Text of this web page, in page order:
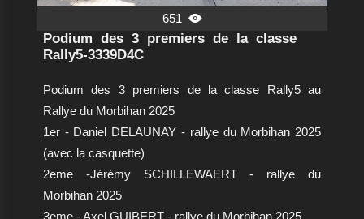
651 
Podium des 3 premiers de la classe
Rally5-3339D4C
Podium des 3 premiers de la classe Rally5 au
Rallye du Morbihan 2025
1er - Daniel DELAUNAY - rallye du Morbihan 2025
(avec la casquette)
2eme -Jérémy SCHILLEWAERT - rallye du
Morbihan 2025
3eme - Axel GUIBERT - rallye du Morbihan 2025